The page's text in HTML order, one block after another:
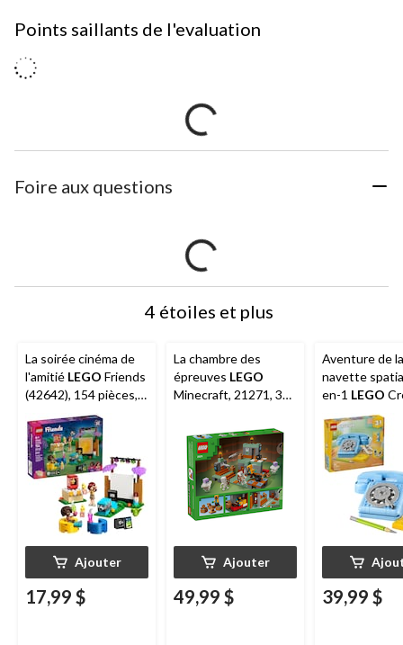
Points saillants de l'evaluation
Foire aux questions
4 étoiles et plus
La soirée cinéma de
l'amitié LEGO Friends
(42642), 154 pièces, 6
ans et plus
Ajouter
17,99 $
La chambre des
épreuves LEGO
Minecraft, 21271, 322
Ajouter
49,99 $
Aventure de la
navette
en-1 LEGO
(31174), 383
ans et plus
39,99 $